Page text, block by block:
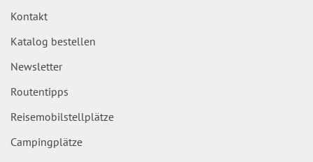
Kontakt
Katalog bestellen
Newsletter
Routentipps
Reisemobilstellplätze
Campingplätze